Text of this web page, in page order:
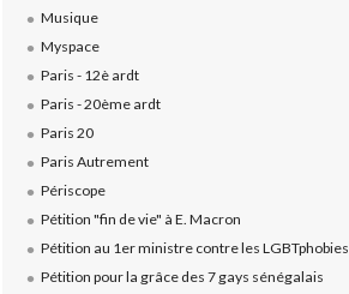
Musique
Myspace
Paris - 12è ardt
Paris - 20ème ardt
Paris 20
Paris Autrement
Périscope
Pétition "fin de vie" à E. Macron
Pétition au 1er ministre contre les LGBTphobies
Pétition pour la grâce des 7 gays sénégalais